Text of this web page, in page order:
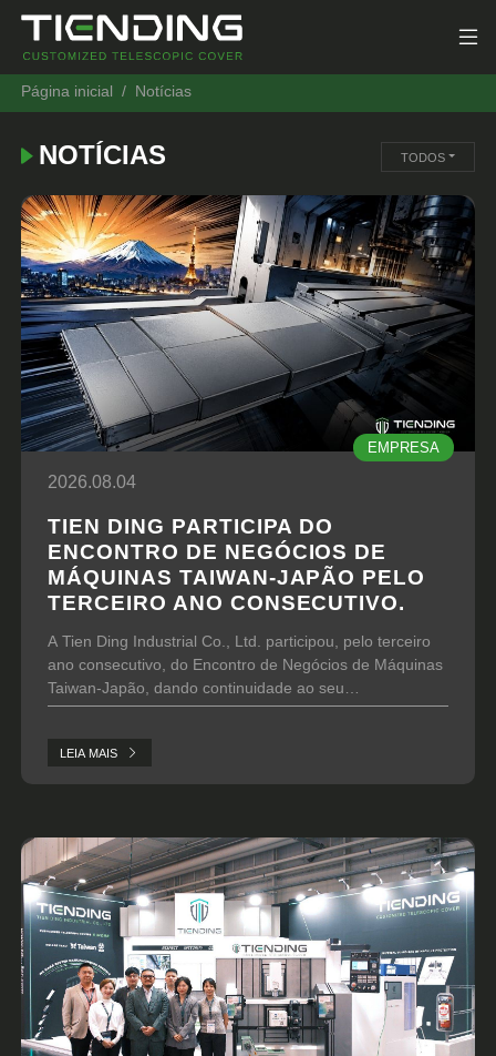
Página inicial Notícias
NOTÍCIAS TODOS
EMPRESA
2026.08.04
TIEN DING PARTICIPA DO
ENCONTRO DE NEGÓCIOS DE
MÁQUINAS TAIWAN-JAPÃO PELO
TERCEIRO ANO CONSECUTIVO.
A Tien Ding Industrial Co., Ltd. participou, pelo terceiro
ano consecutivo, do Encontro de Negócios de Máquinas
Taiwan-Japão, dando continuidade ao seu
relacionamento com fabricantes de máquinas-
empresas comerciais japonesas.
LEIA MAIS